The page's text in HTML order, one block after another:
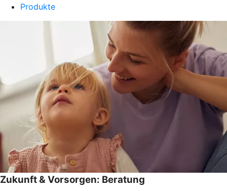
Produkte
Zukunft & Vorsorgen: Beratung